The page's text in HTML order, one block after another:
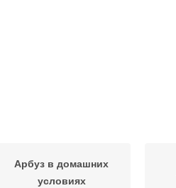
Арбуз в домашних
условиях